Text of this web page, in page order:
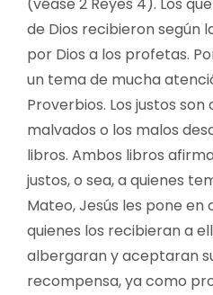
de Dios recibieron según
por Dios a los profetas.
un tema de mucha
Proverbios. Los justos
malvados o los malos
libros. Ambos libros
justos, o sea, a quienes
Mateo, Jesús les pone en
quienes los recibieran a
albergaran y aceptaran
recompensa, ya como